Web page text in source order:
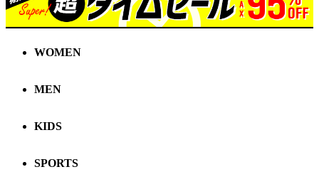
WOMEN
MEN
KIDS
SPORTS